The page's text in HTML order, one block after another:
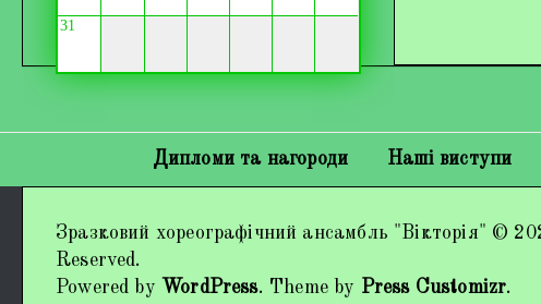
31
Дипломи та нагороди Наші виступи
Зразковий хореографічний ансамбль "Вікторія" ©
Reserved.
Powered by WordPress. Theme by Press Customizr.